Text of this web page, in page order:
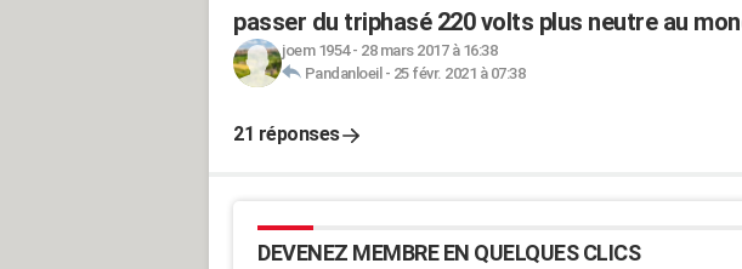
passer du triphasé 220 volts plus neutre au
joem 1954- 28 mars 2017 à 16:38
Pandanloeil - 25 févr. 2021 à 07:38
21 réponses
DEVENEZ MEMBRE EN QUELQUES CLICS